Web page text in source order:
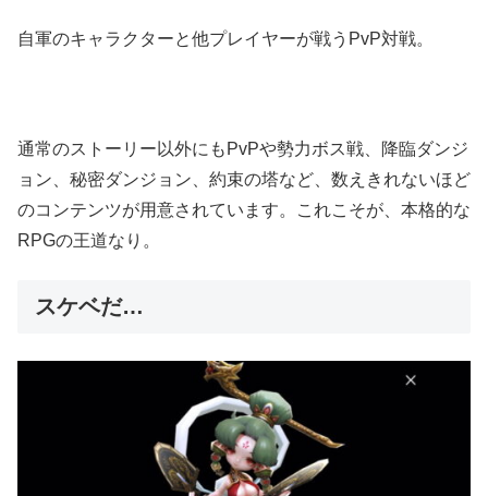
自軍のキャラクターと他プレイヤーが戦うPvP対戦。
通常のストーリー以外にもPvPや勢力ボス戦、降臨ダンジ
ョン、秘密ダンジョン、約束の塔など、数えきれないほど
のコンテンツが用意されています。これこそが、本格的な
RPGの王道なり。
スケベだ…